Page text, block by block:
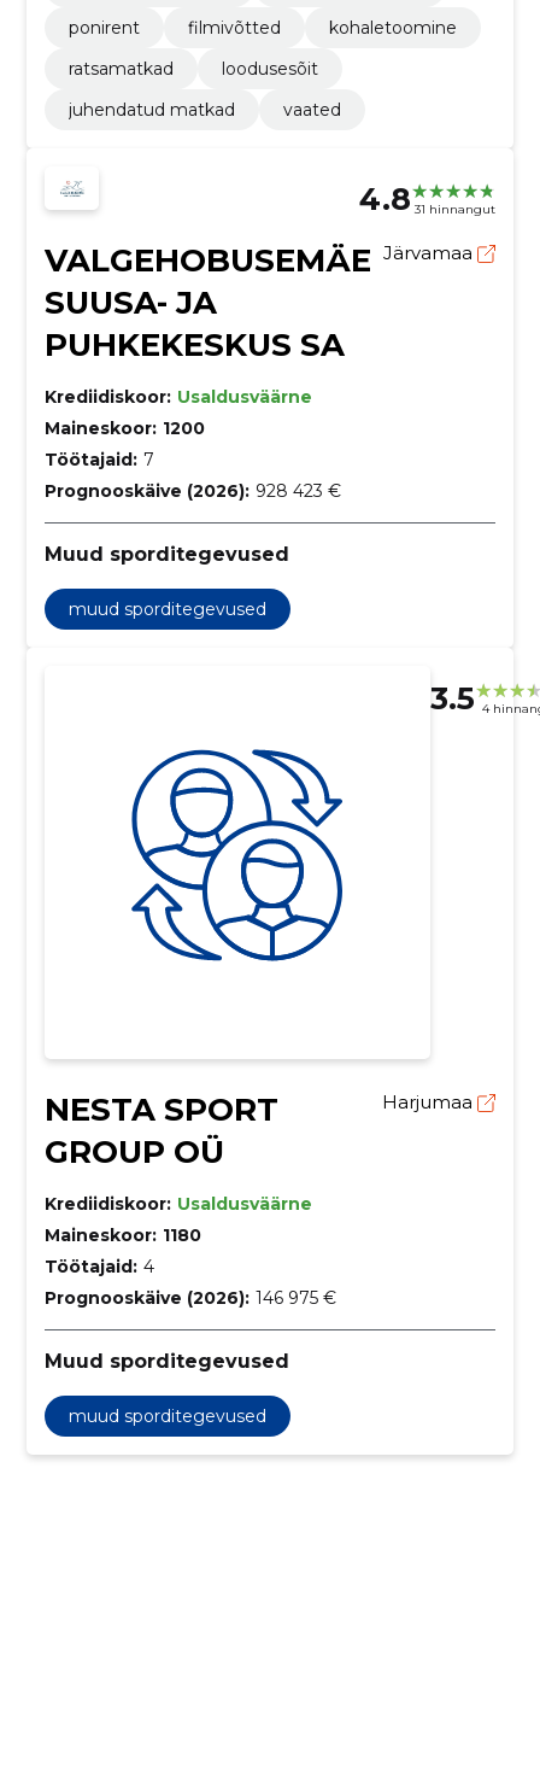
ponirent
filmivõtted
kohaletoomine
ratsamatkad
loodusesõit
juhendatud matkad
vaated
4.8 31 hinnangut
VALGEHOBUSEMÄE
SUUSA- JA
PUHKEKESKUS SA
Järvamaa
Krediidiskoor: Usaldusväärne
Maineskoor: 1200
Töötajaid: 7
Prognooskäive (2026): 928 423 €
Muud sporditegevused
muud sporditegevused
3.5 4
NESTA SPORT
GROUP OÜ
Harjumaa
Krediidiskoor: Usaldusväärne
Maineskoor: 1180
Töötajaid: 4
Prognooskäive (2026): 146 975 €
Muud sporditegevused
muud sporditegevused